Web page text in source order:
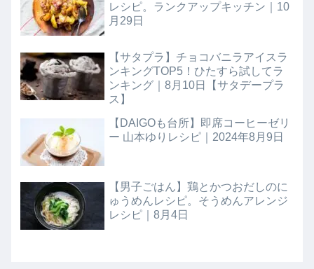
レシピ。ランクアップキッチン｜10
月29日
【サタプラ】チョコバニラアイスラ
ンキングTOP5！ひたすら試してラ
ンキング｜8月10日【サタデープラ
ス】
【DAIGOも台所】即席コーヒーゼリ
ー 山本ゆりレシピ｜2024年8月9日
【男子ごはん】鶏とかつおだしのに
ゅうめんレシピ。そうめんアレンジ
レシピ｜8月4日